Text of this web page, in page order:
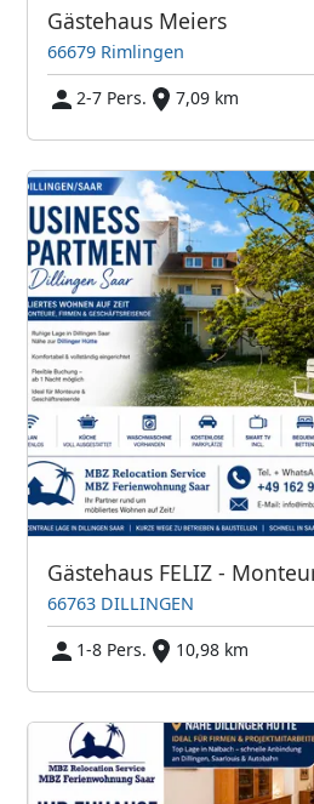
Gästehaus Meiers
66679 Rimlingen
2-7 Pers.
7,09 km
Gästehaus FELIZ -
66763 DILLINGEN
1-8 Pers.
10,98 km